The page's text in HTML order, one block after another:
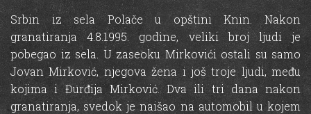
Srbin iz sela Polače u opštini Knin. Nakon
granatiranja 4.8.1995. godine, veliki broj ljudi je
pobegao iz sela. U zaseoku Mirkovići ostali su samo
Jovan Mirković, njegova žena i još troje ljudi, među
kojima i Đurđija Mirković. Dva ili tri dana nakon
granatiranja, svedok je naišao na automobil u kojem